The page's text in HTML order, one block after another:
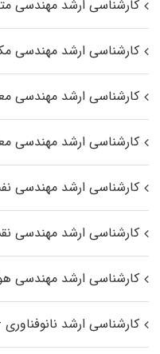
کارشناسی ارشد مهندسی
کارشناسی ارشد مهندسی
کارشناسی ارشد مهندسی
کارشناسی ارشد مهندسی
کارشناسی ارشد مهندسی
کارشناسی ارشد مهندسی
کارشناسی ارشد مهندسی
کارشناسی ارشد نانوفناوری